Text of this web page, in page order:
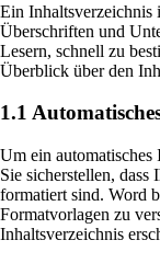
Ein Inhaltsverzeichnis
Überschriften und
Lesern, schnell zu
Überblick über den
1.1
Um ein automatisches
Sie sicherstellen,
formatiert sind. Word
Formatvorlagen zu
Inhaltsverzeichnis